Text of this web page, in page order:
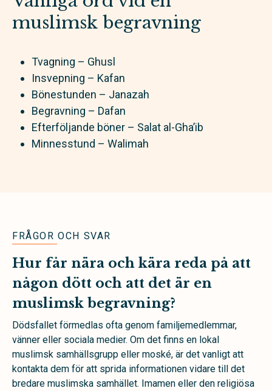
muslimsk begravning
Tvagning – Ghusl
Insvepning – Kafan
Bönestunden – Janazah
Begravning – Dafan
Efterföljande böner – Salat al-Gha’ib
Minnesstund – Walimah
FRÅGOR OCH SVAR
Hur får nära och kära reda på att
någon dött och att det är en
muslimsk begravning?
Dödsfallet förmedlas ofta genom familjemedlemmar,
vänner eller sociala medier. Om det finns en lokal
muslimsk samhällsgrupp eller moské, är det vanligt att
kontakta dem för att sprida informationen vidare till det
bredare muslimska samhället. Imamen eller den religiösa